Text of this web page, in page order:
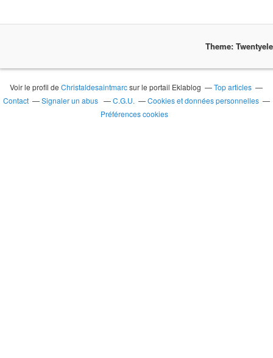
Theme:
Voir le profil deChristaldesaintmarcsur le portail Eklablog
Top articles
Contact
Signaler un abus C.G.U.
Cookies et données personnelles
Préférences cookies